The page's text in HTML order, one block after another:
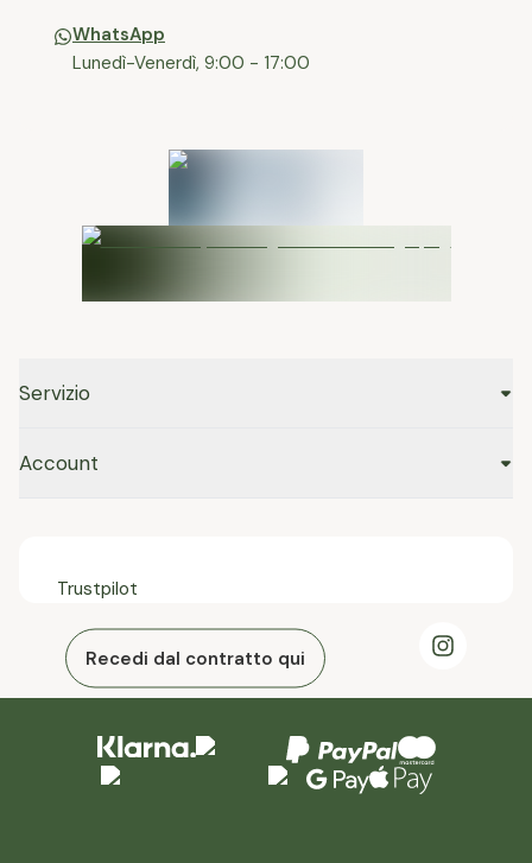
WhatsApp
Lunedì-Venerdì, 9:00 - 17:00
Servizio
Account
Trustpilot
Recedi dal contratto qui